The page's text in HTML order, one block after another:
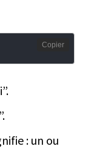
Copier
: un ou